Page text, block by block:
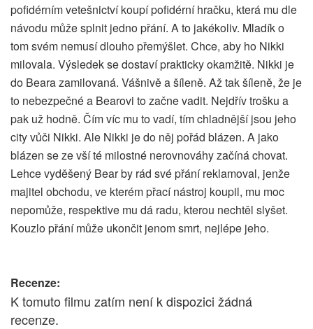
pofidérním vetešnictví koupí pofidérní hračku, která mu dle
návodu může splnit jedno přání. A to jakékoliv. Mladík o
tom svém nemusí dlouho přemýšlet. Chce, aby ho Nikki
milovala. Výsledek se dostaví prakticky okamžitě. Nikki je
do Beara zamilovaná. Vášnivě a šíleně. Až tak šíleně, že je
to nebezpečné a Bearovi to začne vadit. Nejdřív trošku a
pak už hodně. Čím víc mu to vadí, tím chladnější jsou jeho
city vůči Nikki. Ale Nikki je do něj pořád blázen. A jako
blázen se ze vší té milostné nerovnováhy začíná chovat.
Lehce vyděšený Bear by rád své přání reklamoval, jenže
majitel obchodu, ve kterém přací nástroj koupil, mu moc
nepomůže, respektive mu dá radu, kterou nechtěl slyšet.
Kouzlo přání může ukončit jenom smrt, nejlépe jeho.
Recenze:
K tomuto filmu zatím není k dispozici žádná
recenze.